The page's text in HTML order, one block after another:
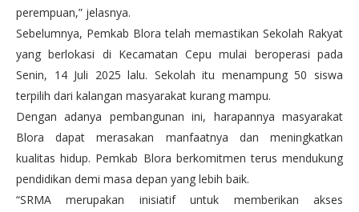
perempuan,” jelasnya.
Sebelumnya, Pemkab Blora telah memastikan Sekolah Rakyat
yang berlokasi di Kecamatan Cepu mulai beroperasi pada
Senin, 14 Juli 2025 lalu. Sekolah itu menampung 50 siswa
terpilih dari kalangan masyarakat kurang mampu.
Dengan adanya pembangunan ini, harapannya masyarakat
Blora dapat merasakan manfaatnya dan meningkatkan
kualitas hidup. Pemkab Blora berkomitmen terus mendukung
pendidikan demi masa depan yang lebih baik.
“SRMA merupakan inisiatif untuk memberikan akses